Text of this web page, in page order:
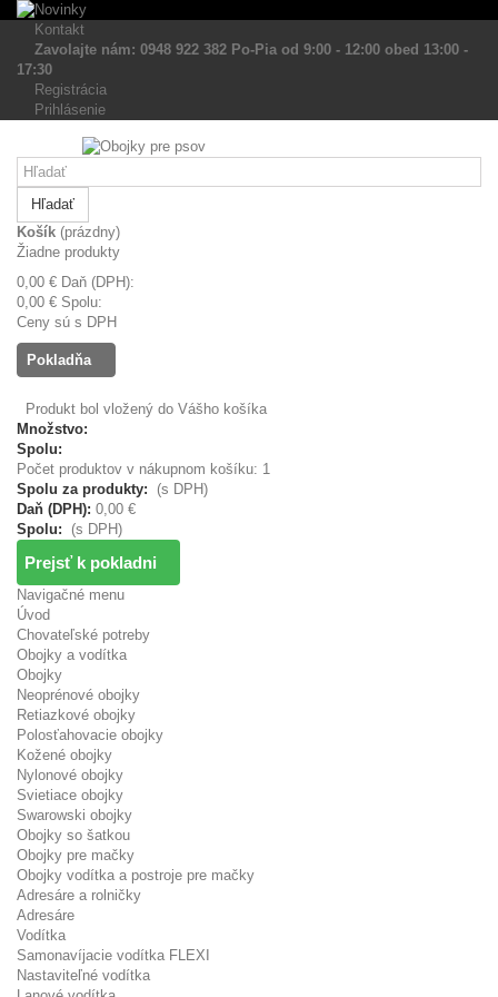
Kontakt
Zavolajte nám: 0948 922 382 Po-Pia od 9:00 - 12:00 obed 13:00 -
17:30
Registrácia
Prihlásenie
Hľadať
Košík (prázdny)
Žiadne produkty
0,00 € Daň (DPH):
0,00 € Spolu:
Ceny sú s DPH
Pokladňa
Produkt bol vložený do Vášho košíka
Množstvo:
Spolu:
Počet produktov v nákupnom košíku: 1
Spolu za produkty:
(s DPH)
Daň (DPH): 0,00 €
Spolu:
(s DPH)
Prejsť k pokladni
Navigačné menu
Úvod
Chovateľské potreby
Obojky a vodítka
Obojky
Neoprénové obojky
Retiazkové obojky
Polosťahovacie obojky
Kožené obojky
Nylonové obojky
Svietiace obojky
Swarowski obojky
Obojky so šatkou
Obojky pre mačky
Obojky vodítka a postroje pre mačky
Adresáre a rolničky
Adresáre
Vodítka
Samonavíjacie vodítka FLEXI
Nastaviteľné vodítka